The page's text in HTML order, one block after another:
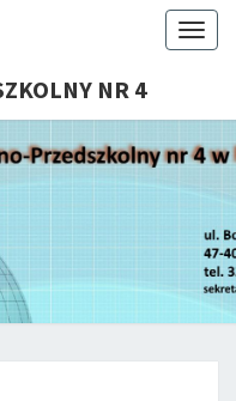
NR 4
Na
Nr 4 W